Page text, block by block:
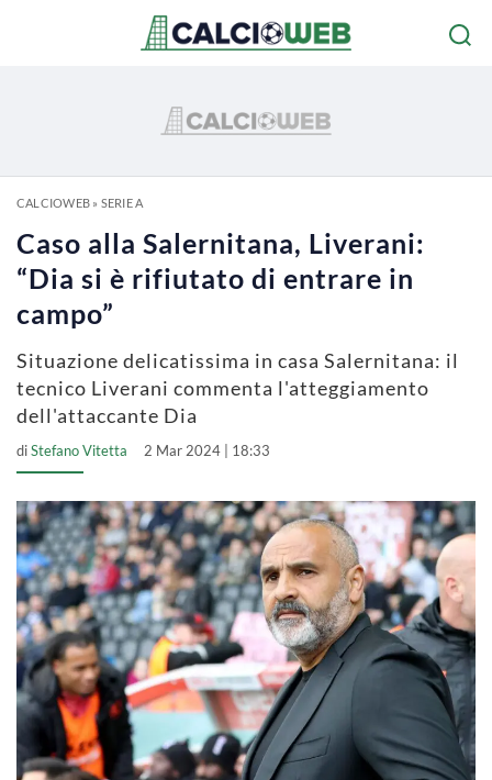
CALCIOWEB» SERIE A
Caso alla Salernitana, Liverani:
“Dia si è rifiutato di entrare in
campo”
Situazione delicatissima in casa Salernitana: il
tecnico Liverani commenta l'atteggiamento
dell'attaccante Dia
diStefano Vitetta 2 Mar 2024 | 18:33